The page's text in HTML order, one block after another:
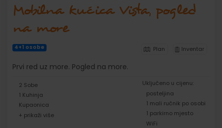
Mobilna kućica Vista, pogled
na more
4+1 osobe Inventar
Plan
Prvi red uz more. Pogled na more.
2 Sobe
1 Kuhinja
Kupaonica
+ prikaži više
Uključeno u cijenu:
posteljina
1 mali ručnik po osobi
1 parkirno mjesto
WiFi